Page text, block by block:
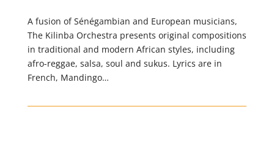
A fusion of Sénégambian and European musicians,
The Kilinba Orchestra presents original compositions
in traditional and modern African styles, including
afro-reggae, salsa, soul and sukus. Lyrics are in
French, Mandingo…